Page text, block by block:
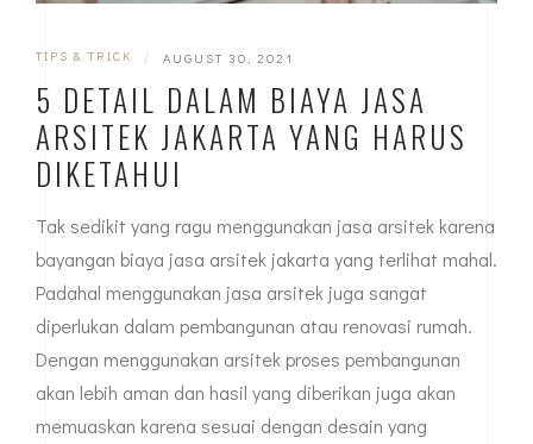
TIPS & TRICK | AUGUST 30, 2021
5 DETAIL DALAM BIAYA JASA
ARSITEK JAKARTA YANG HARUS
DIKETAHUI
Tak sedikit yang ragu menggunakan jasa arsitek karena
bayangan biaya jasa arsitek jakarta yang terlihat mahal.
Padahal menggunakan jasa arsitek juga sangat
diperlukan dalam pembangunan atau renovasi rumah.
Dengan menggunakan arsitek proses pembangunan
akan lebih aman dan hasil yang diberikan juga akan
memuaskan karena sesuai dengan desain yang